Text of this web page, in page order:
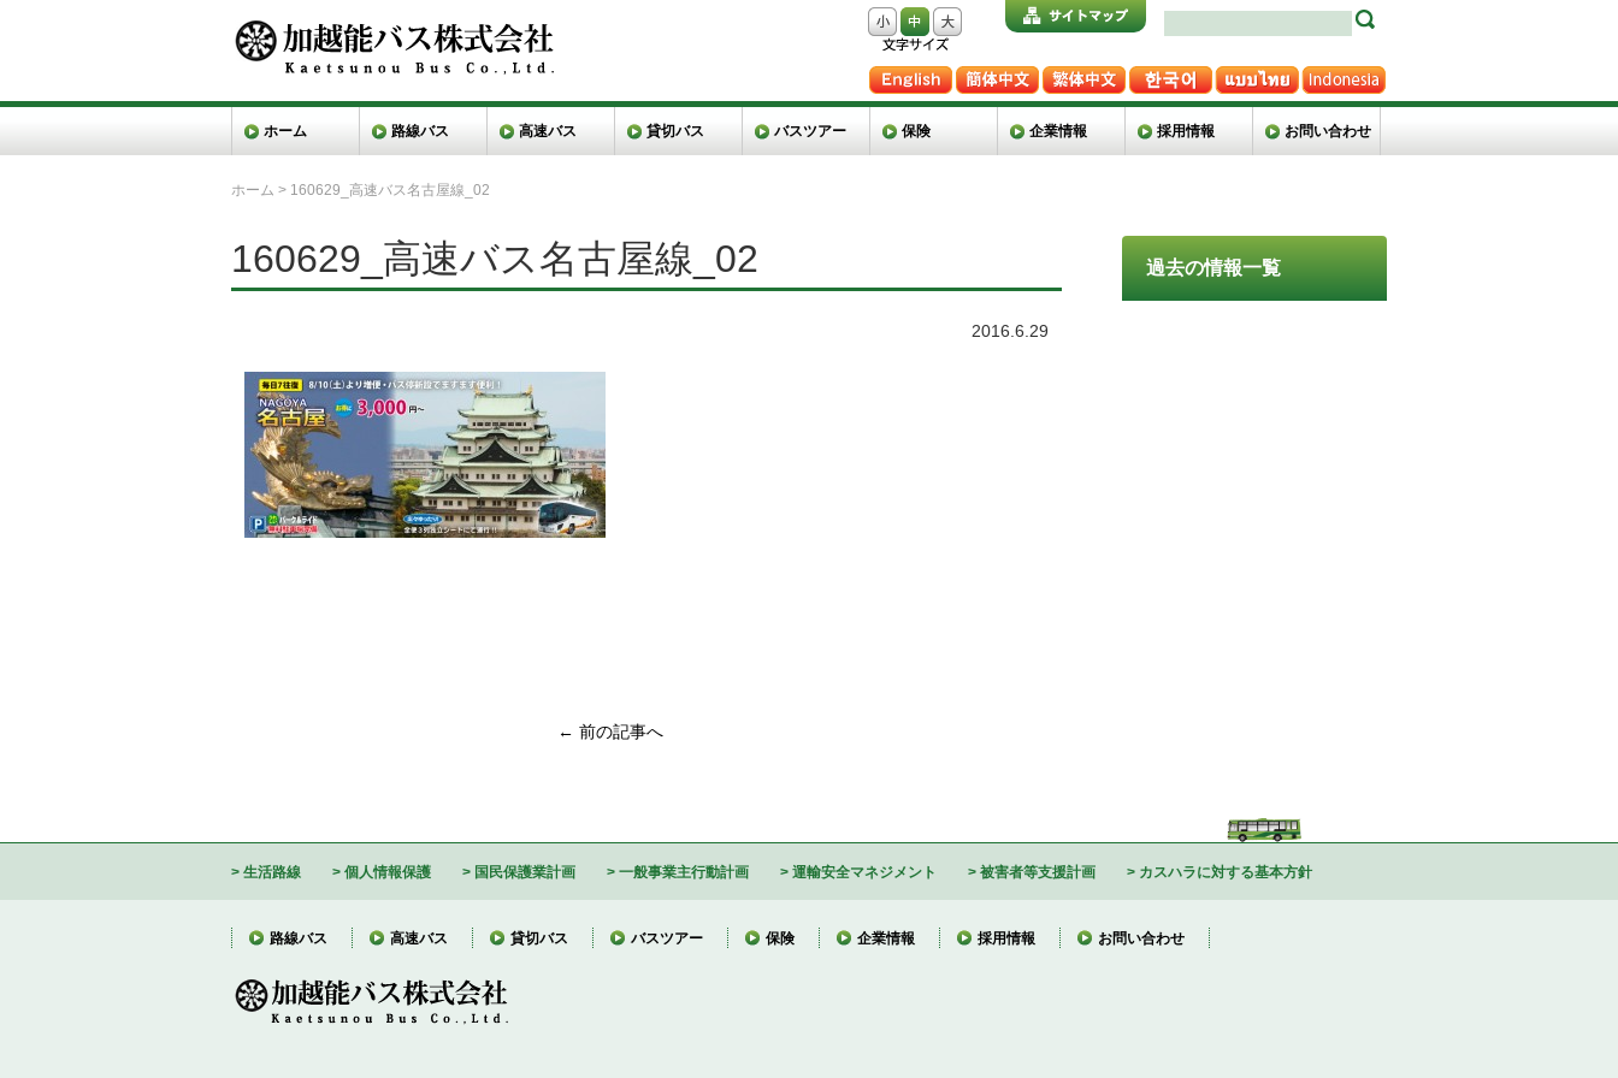
ホーム 路線バス 高速バス 貸切バス バスツアー 保険 企業情報 採用情報 お問い合わせ
ホーム > 160629_高速バス名古屋線_02
過去の情報一覧
160629_高速バス名古屋線_02
2016.6.29
← 前の記事へ
生活路線 個人情報保護 国民保護業計画 一般事業主行動計画 運輸安全マネジメント 被害者等支援計画 カスハラに対する基本方針
路線バス 高速バス 貸切バス バスツアー 保険 企業情報 採用情報 お問い合わせ